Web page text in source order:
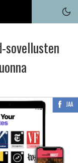
sovellusten
JAA